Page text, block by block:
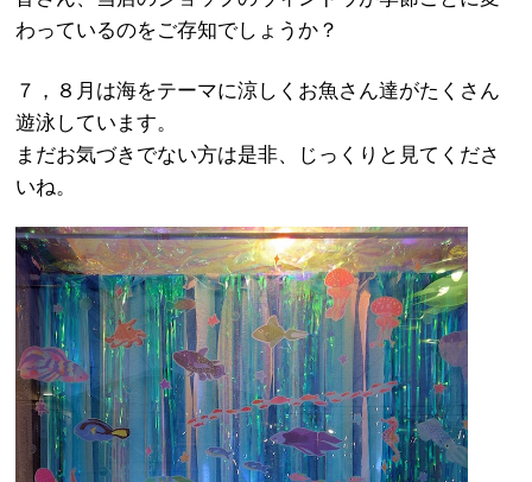
わっているのをご存知でしょうか？
７，８月は海をテーマに涼しくお魚さん達がたくさん
遊泳しています。
まだお気づきでない方は是非、じっくりと見てくださ
いね。